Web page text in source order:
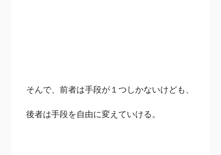
そんで、前者は手段が１つしかないけども、
後者は手段を自由に変えていける。